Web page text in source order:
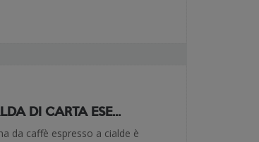
DI CARTA ESE...
da caffè espresso a cialde è